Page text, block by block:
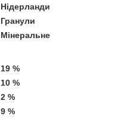
Нідерланди
Гранули
Мінеральне
19 %
10 %
2 %
9 %